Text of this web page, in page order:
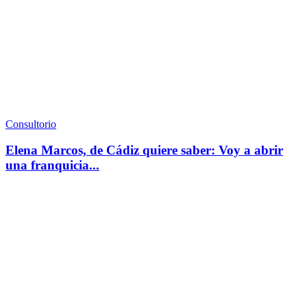
Consultorio
Elena Marcos, de Cádiz quiere saber: Voy a abrir
una franquicia...